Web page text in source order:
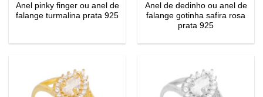
Anel pinky finger ou anel de
falange turmalina prata 925
Anel de dedinho ou anel de
falange gotinha safira rosa
prata 925